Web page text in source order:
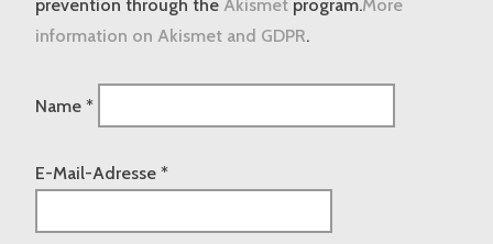
prevention through the Akismet program.More
information on Akismet and GDPR.
Name *
E-Mail-Adresse *